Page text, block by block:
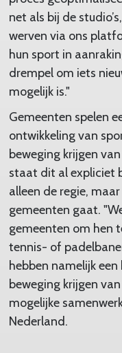
net als bij de
werven via ons
hun sport in
drempel om iets
mogelijk is."
Gemeenten spelen
ontwikkeling van
beweging krijgen
staat dit al expliciet
alleen de regie,
gemeenten gaat.
gemeenten om hen
tennis- of
hebben namelijk
beweging krijgen
mogelijke
Nederland.